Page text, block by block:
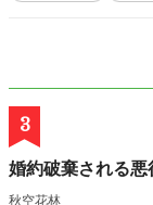
章
フリ
3
婚約破棄される
秋空花林